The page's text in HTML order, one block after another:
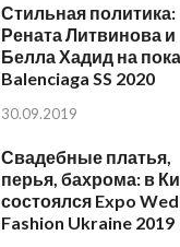
Стильная политика:
Рената Литвинова и
Белла Хадид на
Balenciaga SS 2020
30.09.2019
Свадебные платья,
перья, бахрома: в
состоялся Expo
Fashion Ukraine 2019